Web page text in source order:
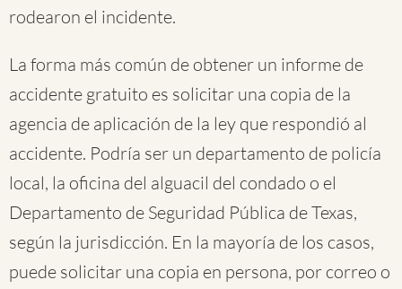
rodearon el incidente.
La forma más común de obtener un informe de
accidente gratuito es solicitar una copia de la
agencia de aplicación de la ley que respondió al
accidente. Podría ser un departamento de policía
local, la oficina del alguacil del condado o el
Departamento de Seguridad Pública de Texas,
según la jurisdicción. En la mayoría de los casos,
puede solicitar una copia en persona, por correo o